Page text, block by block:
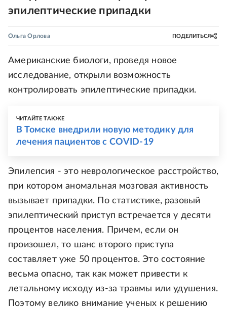
эпилептические припадки
Ольга Орлова ПОДЕЛИТЬСЯ
Американские биологи, проведя новое
исследование, открыли возможность
контролировать эпилептические припадки.
ЧИТАЙТЕ ТАКЖЕ
В Томске внедрили новую методику для
лечения пациентов с COVID-19
Эпилепсия - это неврологическое расстройство,
при котором аномальная мозговая активность
вызывает припадки. По статистике, разовый
эпилептический приступ встречается у десяти
процентов населения. Причем, если он
произошел, то шанс второго приступа
составляет уже 50 процентов. Это состояние
весьма опасно, так как может привести к
летальному исходу из-за травмы или удушения.
Поэтому велико внимание ученых к решению